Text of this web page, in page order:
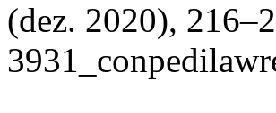
(dez. 2020),